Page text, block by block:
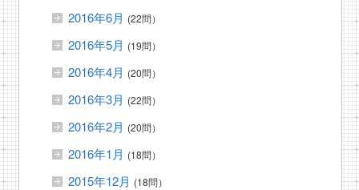
2016年6月 (22問）
2016年5月 (19問）
2016年4月 (20問）
2016年3月 (22問）
2016年2月 (20問）
2016年1月 (18問）
2015年12月 (18問）